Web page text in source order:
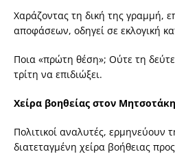
Χαράζοντας τη δική της γραμμή,
αποφάσεων, οδηγεί σε εκλογική
Ποια «πρώτη θέση»; Ούτε τη
τρίτη να επιδιώξει.
Χείρα βοηθείας στον Μητσοτάκη
Πολιτικοί αναλυτές, ερμηνεύουν
διατεταγμένη χείρα βοήθειας